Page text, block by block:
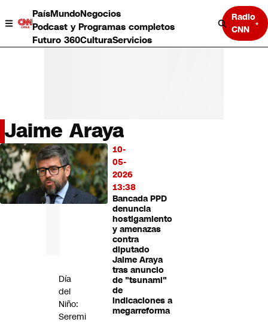
PaísMundoNegocios
Podcast y Programas completos
Futuro 360CulturaServicios
Radio
CNN
País
Mundo
Negocios
Deportes
Programas completos
Jaime Araya
10-
05-
2026
13:38
Bancada PPD
denuncia
hostigamiento
y amenazas
contra
diputado
Jaime Araya
tras anuncio
de "tsunami"
de
indicaciones a
megarreforma
LO
MÁS
LEÍDO
Día
del
Niño:
Seremi